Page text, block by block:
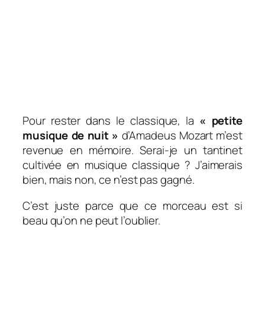
Pour rester dans le classique, la « petite
musique de nuit » d’Amadeus Mozart m’est
revenue en mémoire. Serai-je un tantinet
cultivée en musique classique ? J’aimerais
bien, mais non, ce n’est pas gagné.
C’est juste parce que ce morceau est si
beau qu’on ne peut l’oublier.